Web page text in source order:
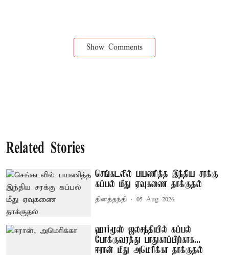
Show Comments
Related Stories
செங்கடலில் பயணித்த இந்திய சரக்கு
கப்பல் மீது ஏவுகணை தாக்குதல்
தினத்தந்தி 05 Aug 2026
ஹார்மூஸ் ஜலசந்தியில் கப்பல்
போக்குவரத்து பாதுகாப்பிற்காக...
ஈரான் மீது அமெரிக்கா தாக்குதல்